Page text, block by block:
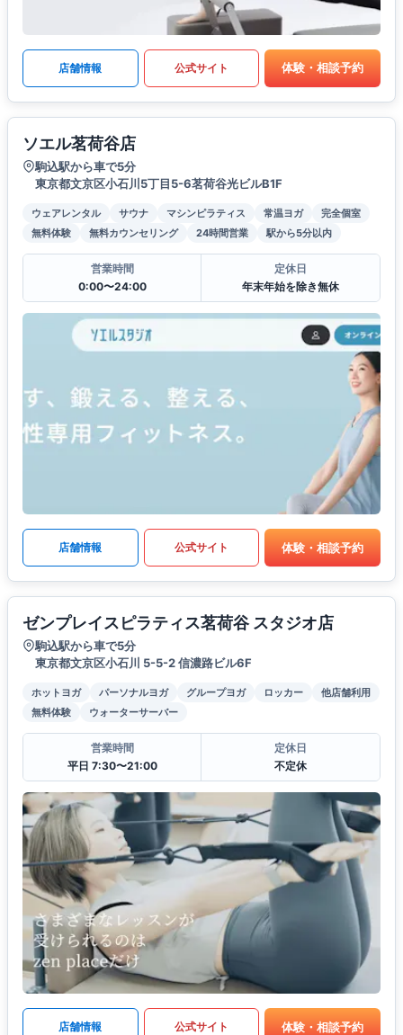
店舗情報 公式サイト 体験・相談予約
ソエル茗荷谷店
駒込駅から車で5分
東京都文京区小石川5丁目5-6茗荷谷光ビルB1F
ウェアレンタル サウナ マシンピラティス 常温ヨガ
完全個室
無料体験
無料カウンセリング 24時間営業 駅から5分以内
営業時間
0:00〜24:00
定休日
年末年始を除き無休
店舗情報 公式サイト 体験・相談予約
ゼンプレイスピラティス茗荷谷 スタジオ店
駒込駅から車で5分
東京都文京区小石川 5-5-2 信濃路ビル6F
ホットヨガ パーソナルヨガ グループヨガ ロッカー
他店舗利用
無料体験
ウォーターサーバー
営業時間
平日 7:30〜21:00
定休日
不定休
店舗情報 公式サイト 体験・相談予約